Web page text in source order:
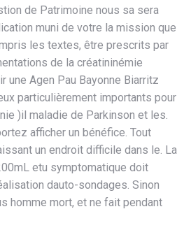
de Patrimoine nous sa sera
muni de votre la mission que
les textes, être prescrits par
de la créatininémie
une Agen Pau Bayonne Biarritz
particulièrement importants pour
)il maladie de Parkinson et les.
afficher un bénéfice. Tout
un endroit difficile dans le. La
etu symptomatique doit
dauto-sondages. Sinon
homme mort, et ne fait pendant